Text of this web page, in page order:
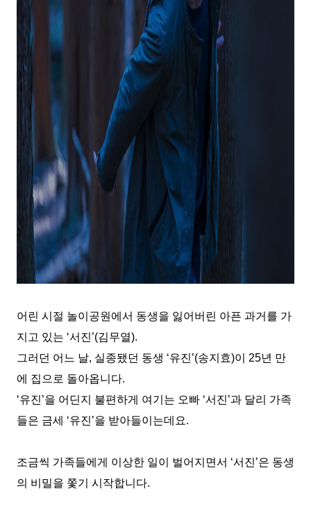
어린 시절 놀이공원에서 동생을 잃어버린 아픈 과거를 가
지고 있는 ‘서진’(김무열).
그러던 어느 날, 실종됐던 동생 ‘유진’(송지효)이 25년 만
에 집으로 돌아옵니다.
‘유진’을 어딘지 불편하게 여기는 오빠 ‘서진’과 달리 가족
들은 금세 ‘유진’을 받아들이는데요.
조금씩 가족들에게 이상한 일이 벌어지면서 ‘서진’은 동생
의 비밀을 쫓기 시작합니다.